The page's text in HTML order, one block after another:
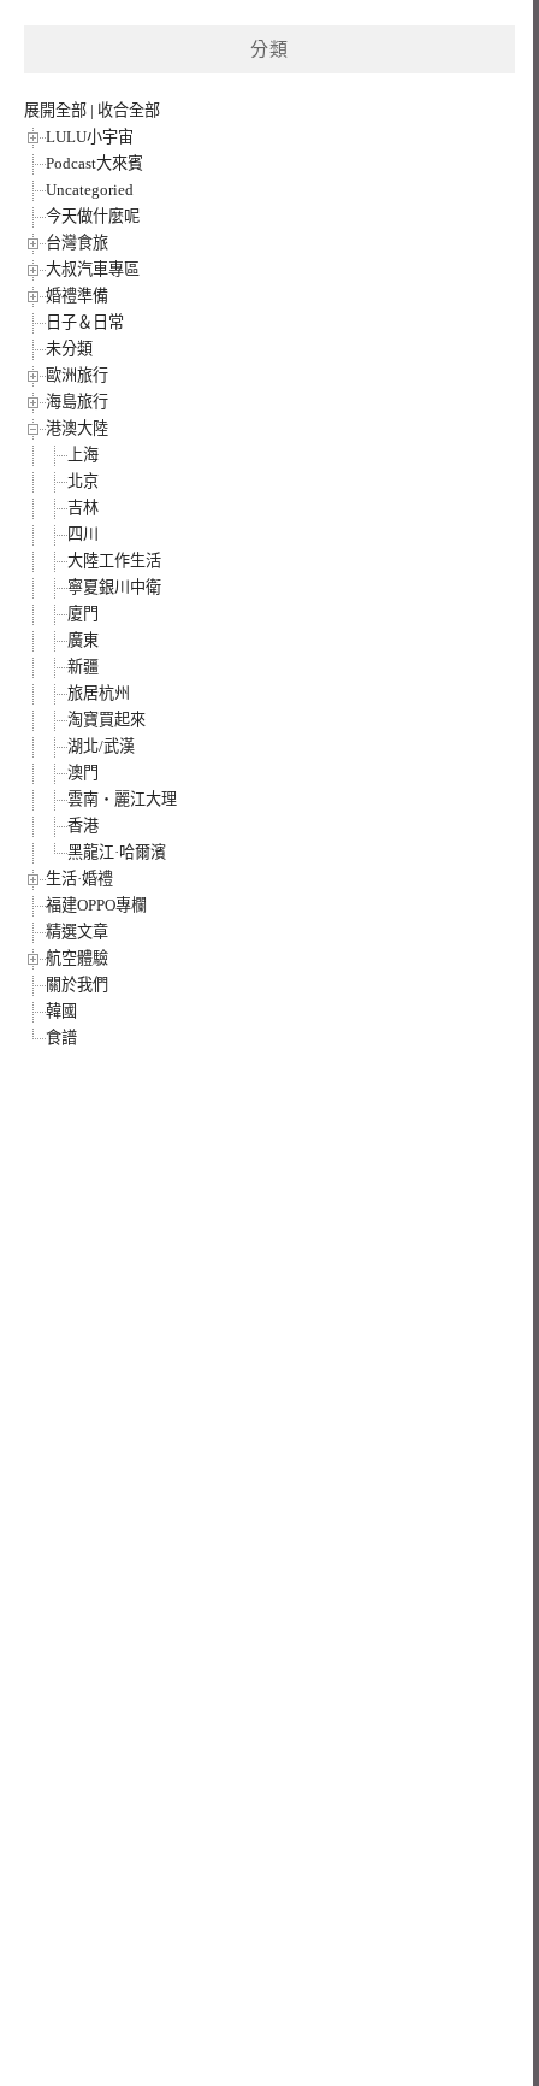
分類
展開全部 | 收合全部
LULU小宇宙
Podcast大來賓
Uncategoried
今天做什麼呢
台灣食旅
大叔汽車專區
婚禮準備
日子＆日常
未分類
歐洲旅行
海島旅行
港澳大陸
上海
北京
吉林
四川
大陸工作生活
寧夏銀川中衛
廈門
廣東
新疆
旅居杭州
淘寶買起來
湖北/武漢
澳門
雲南‧麗江大理
香港
黑龍江·哈爾濱
生活·婚禮
福建OPPO專欄
精選文章
航空體驗
關於我們
韓國
食譜